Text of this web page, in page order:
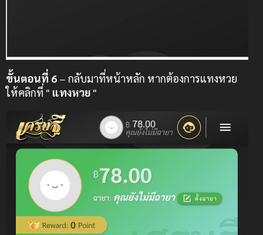
ขั้นตอนที่ 6 – กลับมาที่หน้าหลัก หากต้องการแทงหวย
ให้คลิกที่ " แทงหวย "